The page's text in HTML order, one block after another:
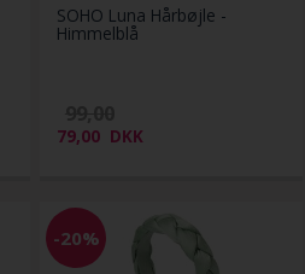
SOHO Luna Hårbøjle -
Himmelblå
79,00 DKK
-20%